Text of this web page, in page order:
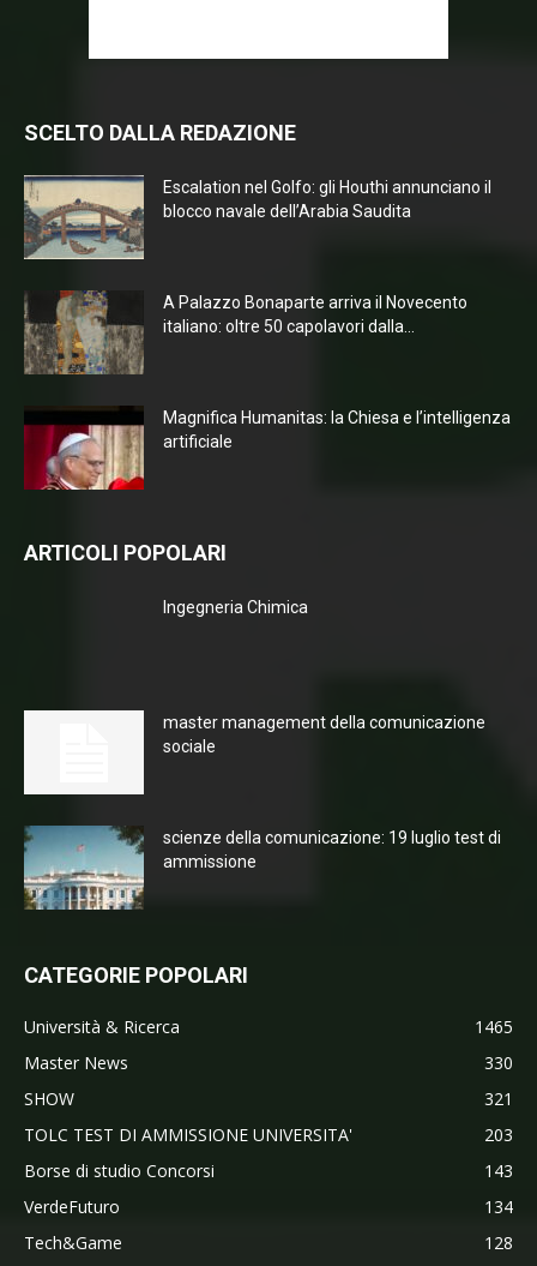
SCELTO DALLA REDAZIONE
Escalation nel Golfo: gli Houthi annunciano il
blocco navale dell’Arabia Saudita
A Palazzo Bonaparte arriva il Novecento
italiano: oltre 50 capolavori dalla...
Magnifica Humanitas: la Chiesa e l’intelligenza
artificiale
ARTICOLI POPOLARI
Ingegneria Chimica
master management della comunicazione
sociale
scienze della comunicazione: 19 luglio test di
ammissione
CATEGORIE POPOLARI
Università & Ricerca
1465
Master News
330
SHOW
321
TOLC TEST DI AMMISSIONE UNIVERSITA'
203
Borse di studio Concorsi
143
VerdeFuturo
134
Tech&Game
128